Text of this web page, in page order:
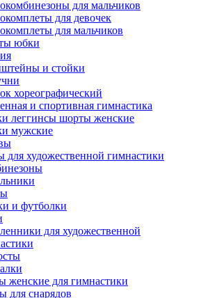
для мальчиков
для девочек
для мальчиков
юбки
и стойки
хореографический
и спортивная гимнастика
леггинсы шорты женские
мужские
для художественной гимнастики
и футболки
для художественной
женские для гимнастики
для снарядов